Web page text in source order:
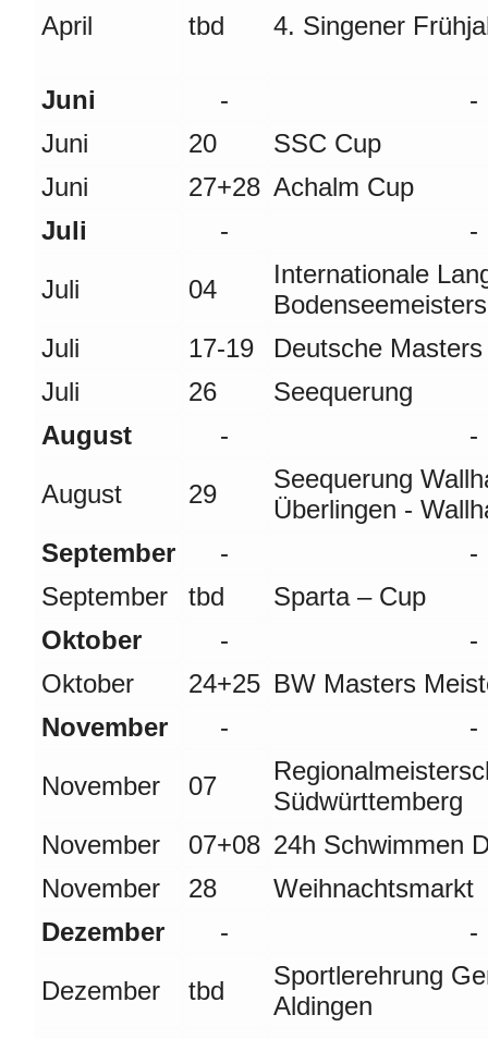
April tbd 4. Singener
Juni -
-
Juni
20
SSC Cup
Juni
27+28 Achalm Cup
Juli
-
-
Juli
04
Internationale
Juli
17-19
Deutsche
Juli
26
Seequerung
August
-
-
August
29
Seequerung
Überlingen -
September
-
-
September
tbd
Sparta – Cup
Oktober
-
-
Oktober
24+25 BW Masters
November
-
-
November
07
Südwürttemberg
November
07+08 24h Schwimmen
November
28
Weihnachtsmarkt
Dezember
-
-
Dezember
tbd
Sportlerehrung
Aldingen